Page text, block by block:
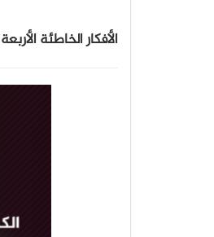
الأفكار الخاطئة